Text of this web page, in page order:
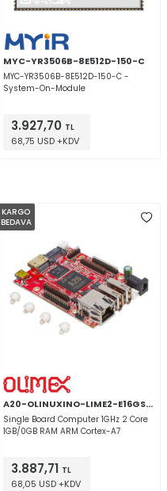
MYC-YR3506B-8E512D-150-C
MYC-YR3506B-8E512D-150-C -
System-On-Module
3.927,70 TL
68,75 USD +KDV
KARGO
BEDAVA
A20-OLINUXINO-LIME2-E16GS16M
Single Board Computer 1GHz 2 Core
1GB/0GB RAM ARM Cortex-A7
3.887,71 TL
68,05 USD +KDV